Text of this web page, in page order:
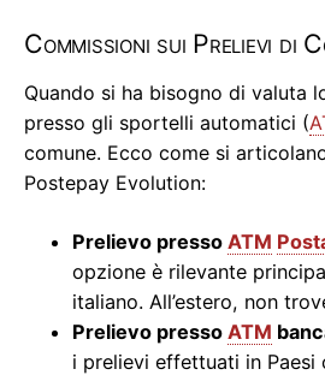
Commissioni sui Prelievi di
Quando si ha bisogno di valuta
presso gli sportelli automatici (
comune. Ecco come si
Postepay Evolution:
Prelievo presso ATM
opzione è rilevante
italiano. All’estero, non
Prelievo presso ATM
i prelievi effettuati in Paesi